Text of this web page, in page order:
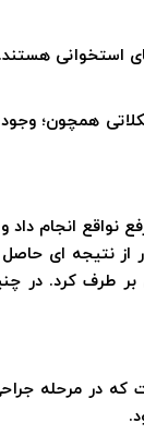
استخوانی
همچون؛
نواقع انجام
نتیجه ای حاصل
بر طرف کرد.
در مرحله